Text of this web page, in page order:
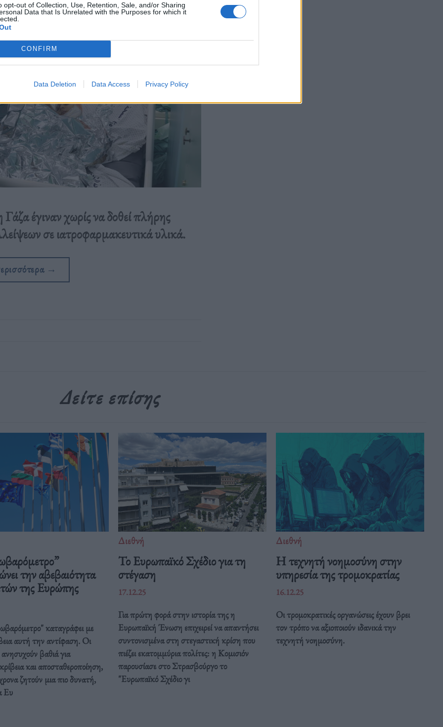
opt-out of Collection, Use, Retention, Sale, and/or Sharing
Data that Is Unrelated with the Purposes for which it
CONFIRM
Data Deletion Data Access Privacy Policy
έγιναν χωρίς να δοθεί πλήρης
σε ιατροφαρμακευτικά υλικά.
→
Δείτε επίσης
την αβεβαιότητα
της Ευρώπης
καταγράφει με
αυτή την αντίφαση. Oι
βαθιά για
και αποσταθεροποίηση,
ζητούν μια πιο δυνατή,
Ευ
Διεθνή
Το Ευρωπαϊκό Σχέδιο για τη
στέγαση
17.12.25
Για πρώτη φορά στην ιστορία της η
Ευρωπαϊκή Ένωση επιχειρεί να απαντήσει
συντονισμένα στη στεγαστική κρίση που
πιέζει εκατομμύρια πολίτες: η Κομισιόν
παρουσίασε στο Στρασβούργο το
"Ευρωπαϊκό Σχέδιο γι
Διεθνή
Η τεχνητή νοημοσύνη στην
υπηρεσία της τρομοκρατίας
16.12.25
Οι τρομοκρατικές οργανώσεις έχουν βρει
τον τρόπο να αξιοποιούν ιδανικά την
τεχνητή νοημοσύνη.